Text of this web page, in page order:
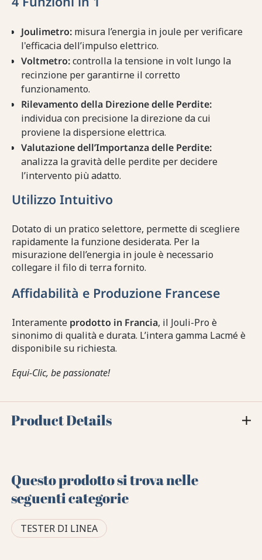
Joulimetro: misura l’energia in joule per verificare
l'efficacia dell’impulso elettrico.
Voltmetro:controlla la tensione in volt lungo la
recinzione per garantirne il corretto
funzionamento.
Rilevamento della Direzione delle Perdite:
individua con precisione la direzione da cui
proviene la dispersione elettrica.
Valutazione dell’Importanza delle Perdite:
analizza la gravità delle perdite per decidere
l’intervento più adatto.
Utilizzo Intuitivo
Dotato di un pratico selettore, permette di scegliere
rapidamente la funzione desiderata. Per la
misurazione dell’energia in joule è necessario
collegare il filo di terra fornito.
Affidabilità e Produzione Francese
Interamente prodotto in Francia, il Jouli-Pro è
sinonimo di qualità e durata. L’intera gamma Lacmé è
disponibile su richiesta.
Equi-Clic, be passionate!
Product Details
Questo prodotto si trova nelle
seguenti categorie
TESTER DI LINEA